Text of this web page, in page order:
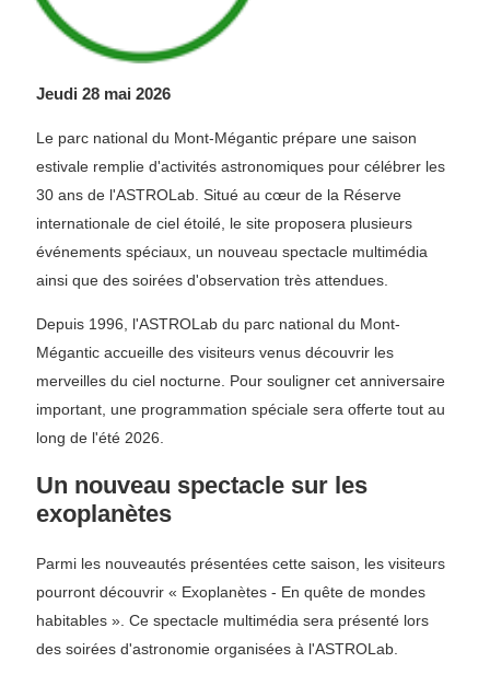
Jeudi 28 mai 2026
Le parc national du Mont-Mégantic prépare une saison
estivale remplie d'activités astronomiques pour célébrer les
30 ans de l'ASTROLab. Situé au cœur de la Réserve
internationale de ciel étoilé, le site proposera plusieurs
événements spéciaux, un nouveau spectacle multimédia
ainsi que des soirées d'observation très attendues.
Depuis 1996, l'ASTROLab du parc national du Mont-
Mégantic accueille des visiteurs venus découvrir les
merveilles du ciel nocturne. Pour souligner cet anniversaire
important, une programmation spéciale sera offerte tout au
long de l'été 2026.
Un nouveau spectacle sur les
exoplanètes
Parmi les nouveautés présentées cette saison, les visiteurs
pourront découvrir « Exoplanètes - En quête de mondes
habitables ». Ce spectacle multimédia sera présenté lors
des soirées d'astronomie organisées à l'ASTROLab.